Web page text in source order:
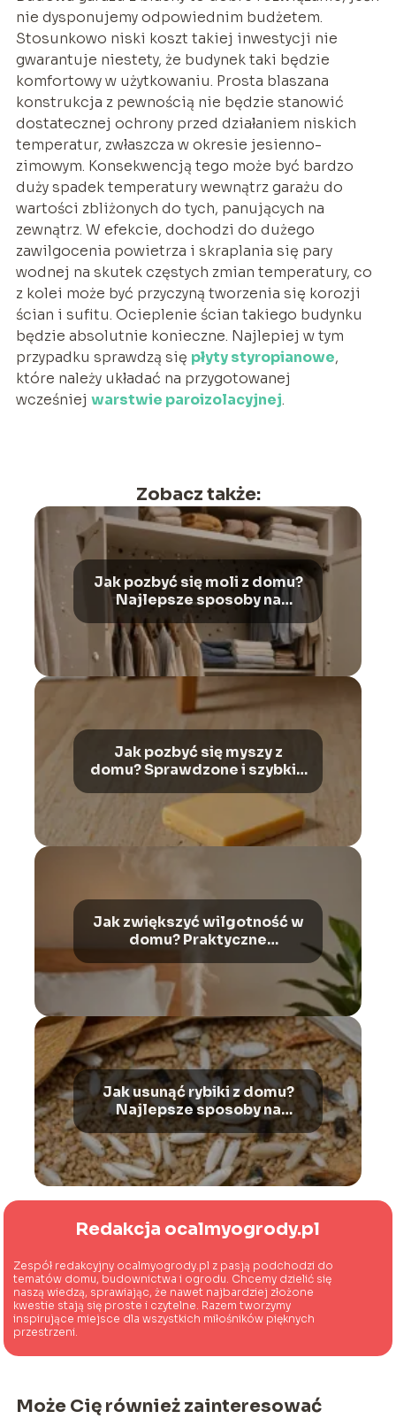
nie dysponujemy odpowiednim budżetem.
Stosunkowo niski koszt takiej inwestycji nie
gwarantuje niestety, że budynek taki będzie
komfortowy w użytkowaniu. Prosta blaszana
konstrukcja z pewnością nie będzie stanowić
dostatecznej ochrony przed działaniem niskich
temperatur, zwłaszcza w okresie jesienno-
zimowym. Konsekwencją tego może być bardzo
duży spadek temperatury wewnątrz garażu do
wartości zbliżonych do tych, panujących na
zewnątrz. W efekcie, dochodzi do dużego
zawilgocenia powietrza i skraplania się pary
wodnej na skutek częstych zmian temperatury, co
z kolei może być przyczyną tworzenia się korozji
ścian i sufitu. Ocieplenie ścian takiego budynku
będzie absolutnie konieczne. Najlepiej w tym
przypadku sprawdzą się płyty styropianowe,
które należy układać na przygotowanej
wcześniej warstwie paroizolacyjnej.
Zobacz także:
Jak pozbyć się moli z domu?
Najlepsze sposoby na
ochronę odzieży
Jak pozbyć się myszy z
domu? Sprawdzone i szybkie
Jak zwiększyć wilgotność w
domu? Praktyczne
Jak usunąć rybiki z domu?
Najlepsze sposoby na
skuteczną walkę
Redakcja ocalmyogrody.pl
Zespół redakcyjny ocalmyogrody.pl z pasją podchodzi do
tematów domu, budownictwa i ogrodu. Chcemy dzielić się
naszą wiedzą, sprawiając, że nawet najbardziej złożone
kwestie stają się proste i czytelne. Razem tworzymy
inspirujące miejsce dla wszystkich miłośników pięknych
przestrzeni.
Może Cię również zainteresować